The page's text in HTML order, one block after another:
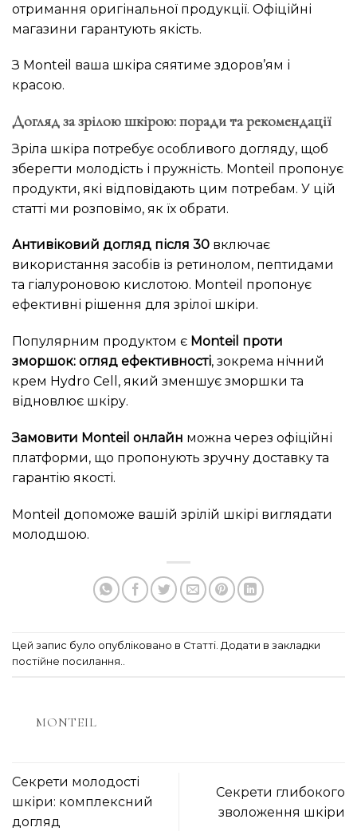
отримання оригінальної продукції. Офіційні
магазини гарантують якість.
З Monteil ваша шкіра сяятиме здоров’ям і
красою.
Догляд за зрілою шкірою: поради та рекомендації
Зріла шкіра потребує особливого догляду, щоб
зберегти молодість і пружність. Monteil пропонує
продукти, які відповідають цим потребам. У цій
статті ми розповімо, як їх обрати.
Антивіковий догляд після 30 включає
використання засобів із ретинолом, пептидами
та гіалуроновою кислотою. Monteil пропонує
ефективні рішення для зрілої шкіри.
Популярним продуктом є Monteil проти
зморшок: огляд ефективності, зокрема нічний
крем Hydro Cell, який зменшує зморшки та
відновлює шкіру.
Замовити Monteil онлайн можна через офіційні
платформи, що пропонують зручну доставку та
гарантію якості.
Monteil допоможе вашій зрілій шкірі виглядати
молодшою.
Цей запис було опубліковано в Статті. Додати в закладки
постійне посилання..
MONTEIL
Секрети молодості
шкіри: комплексний
догляд
Секрети глибокого
зволоження шкіри